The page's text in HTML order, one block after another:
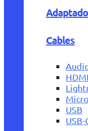
Cables
HDMI
USB
USB-